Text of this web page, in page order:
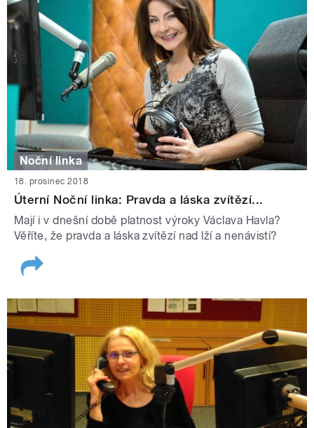
Noční linka
18. prosinec 2018
Úterní Noční linka: Pravda a láska zvítězí...
Mají i v dnešní době platnost výroky Václava Havla?
Věříte, že pravda a láska zvítězí nad lží a nenávistí?